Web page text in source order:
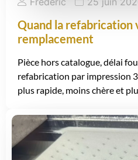
Quand la refabrication
remplacement
Pièce hors catalogue, délai
refabrication par impression
plus rapide, moins chère et